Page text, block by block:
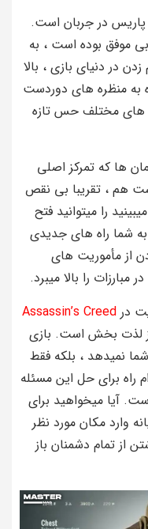
پاریس در جربان است.
موفق بوده است ، به
در دنیای بازی ، بالا
به منظره های دوردست
های مختلف حس تازه
ها که تمرکز اصلی
هم ، تقریبا بی نقص
را میتوانید فتح
به شما راه های جدیدی
از مأموریت های
را بالا میبرد.
در Assassin’s Creed
لذت بخش است. بازی
نمیدهد ، بلکه فقط
راه برای حل این مسئله
آیا میخواهید برای
وارد مکان مورد نظر
از تمام دشمنان باز